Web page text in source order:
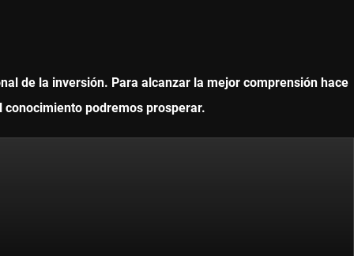
de la inversión. Para alcanzar la mejor comprensión hace
podremos prosperar.